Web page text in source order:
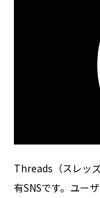
Threads（スレッ
有SNSです。ユー